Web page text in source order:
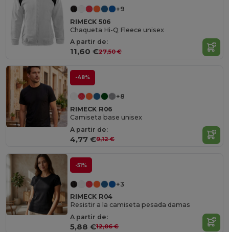
+9
RIMECK 506
Chaqueta Hi-Q Fleece unisex
A partir de:
11,60 €27,50 €
-48%
+8
RIMECK R06
Camiseta base unisex
A partir de:
4,77 €9,12 €
-51%
+3
RIMECK R04
Resistir a la camiseta pesada damas
A partir de:
5,88 €12,06 €